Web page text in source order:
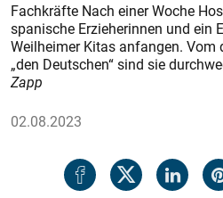
Fachkräfte Nach einer Woche
spanische Erzieherinnen und ein
Weilheimer Kitas anfangen. Vom
„den Deutschen“ sind sie
Zapp
02.08.2023